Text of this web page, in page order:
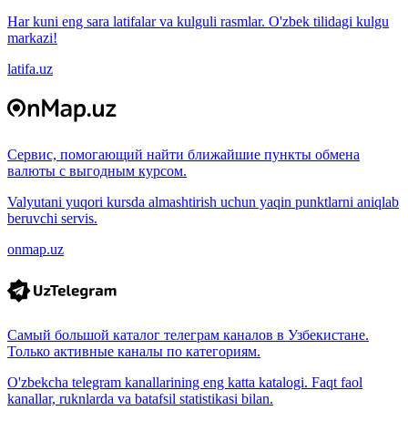
Har kuni eng sara latifalar va kulguli rasmlar. O'zbek tilidagi kulgu
markazi!
latifa.uz
Сервис, помогающий найти ближайшие пункты обмена
валюты с выгодным курсом.
Valyutani yuqori kursda almashtirish uchun yaqin punktlarni aniqlab
beruvchi servis.
onmap.uz
Самый большой каталог телеграм каналов в Узбекистане.
Только активные каналы по категориям.
O'zbekcha telegram kanallarining eng katta katalogi. Faqt faol
kanallar, ruknlarda va batafsil statistikasi bilan.